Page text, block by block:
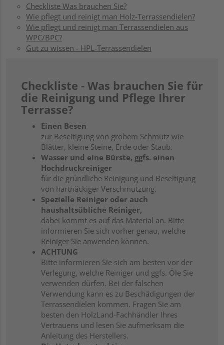
Checkliste Was brauchen Sie?
Wie pflegt und reinigt man Holz-Terrassendielen?
Wie pflegt und reinigt man Terrassendielen aus
WPC/BPC?
Gut zu wissen - HPL-Terrassendielen
Checkliste - Was brauchen Sie für
die Reinigung und Pflege Ihrer
Terrasse?
Einen Besen
zur Beseitigung von grobem Schmutz wie
Blätter, kleine Steine, Erde oder Staub.
Wasser und eine Bürste, ggfs. einen
Hochdruckreiniger
für die gründliche Reinigung und Beseitigung
von hartnäckiger Verschmutzung.
Spezielle Reiniger oder auch
haushaltsübliche Reiniger,
dabei kommt es auf das Material an. Bitte
informieren Sie sich vorher genau, welche
Reiniger Sie anwenden können.
ACHTUNG
Bitte informieren Sie sich am besten vor der
Verlegung, welche Reiniger und ggfs. Öle Sie
verwenden dürfen. Bei der falschen
Verwendung kann es zu Beschädigungen der
Terrassendielen kommen. Fragen Sie am
besten den HolzLand-Fachhändler Ihres
Vertrauens und lesen Sie aufmerksam die
Anleitung des Herstellers.